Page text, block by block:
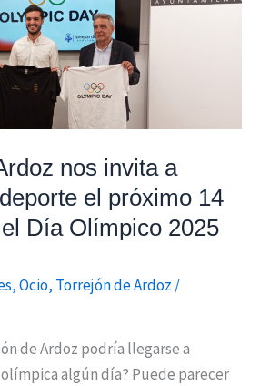
nos invita a
el próximo 14
Día Olímpico 2025
,Ocio, Torrejón de Ardoz /
de Ardoz podría llegarse a
algún día? Puede parecer